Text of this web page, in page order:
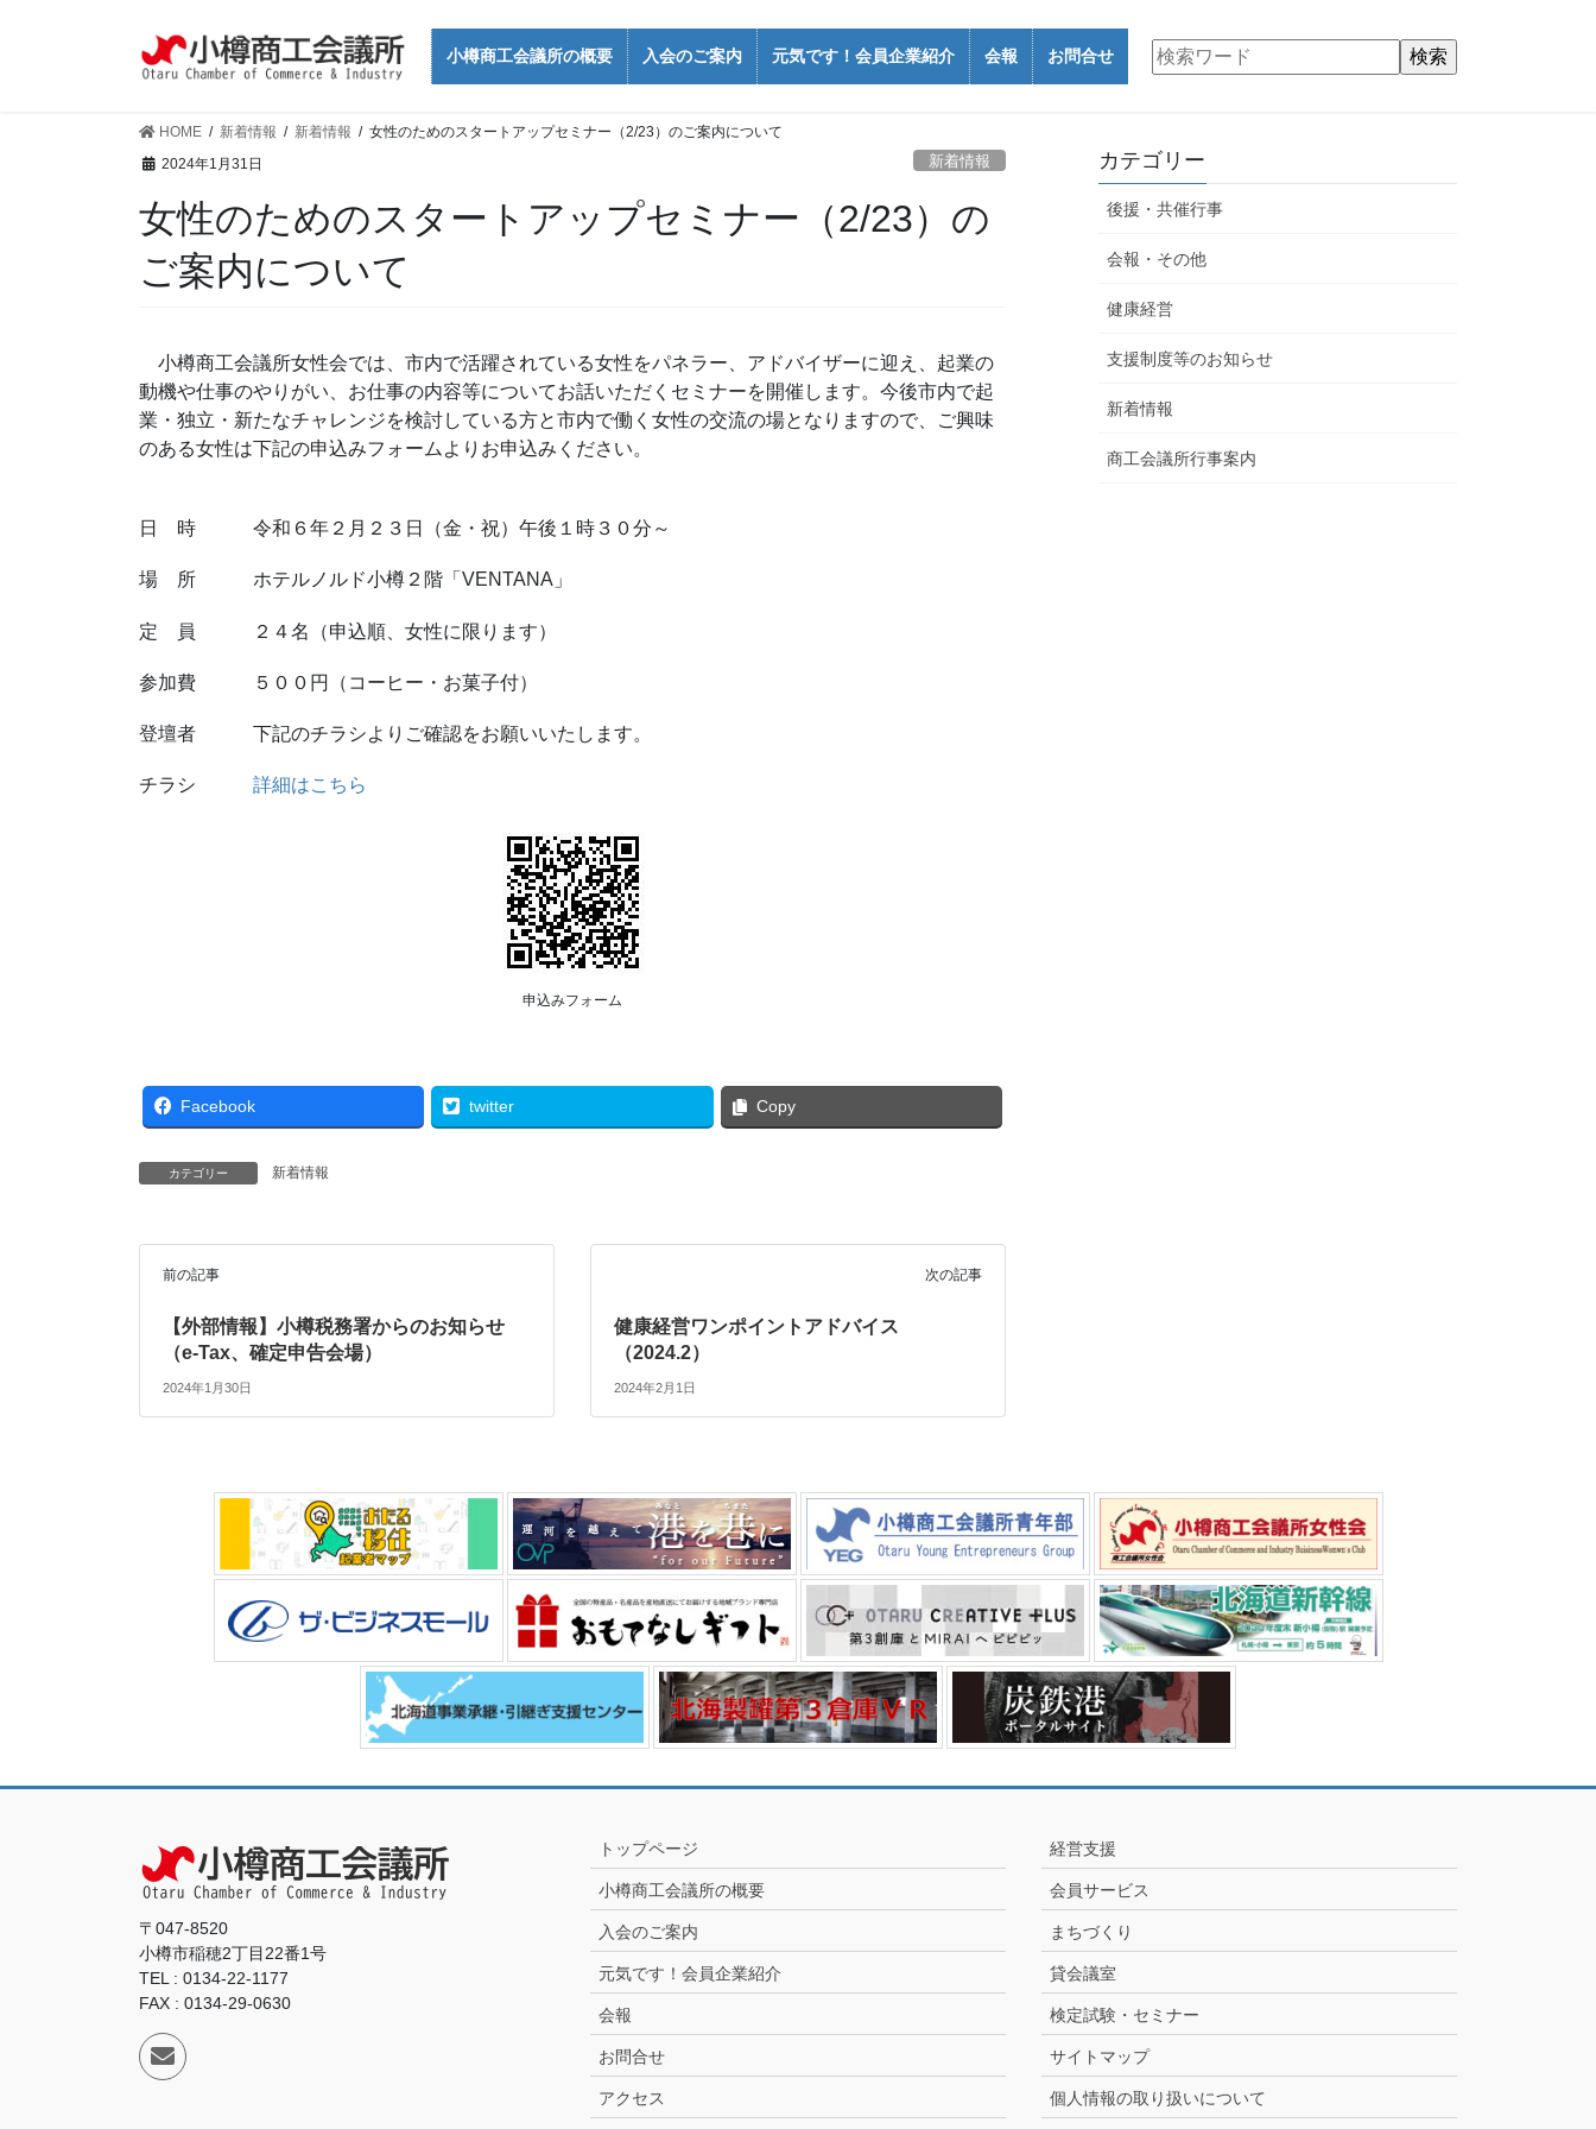
小樽商工会議所の概要 入会のご案内 元気です！会員企業紹介 会報 お問合せ
HOME 新着情報 新着情報
女性のためのスタートアップセミナー（2/23）のご案内について
2024年1月31日
新着情報
女性のためのスタートアップセミナー（2/23）の
ご案内について
小樽商工会議所女性会では、市内で活躍されている女性をパネラー、アドバイザーに迎え、起業の
動機や仕事のやりがい、お仕事の内容等についてお話いただくセミナーを開催します。今後市内で起
業・独立・新たなチャレンジを検討している方と市内で働く女性の交流の場となりますので、ご興味
のある女性は下記の申込みフォームよりお申込みください。
日 時 令和６年２月２３日（金・祝）午後１時３０分～
場 所 ホテルノルド小樽２階「VENTANA」
定 員 ２４名（申込順、女性に限ります）
参加費 ５００円（コーヒー・お菓子付）
登壇者 下記のチラシよりご確認をお願いいたします。
チラシ 詳細はこちら
申込みフォーム
Facebook twitter Copy
カテゴリー 新着情報
前の記事
【外部情報】小樽税務署からのお知らせ
（e-Tax、確定申告会場）
2024年1月30日
次の記事
健康経営ワンポイントアドバイス
（2024.2）
2024年2月1日
カテゴリー
後援・共催行事
会報・その他
健康経営
支援制度等のお知らせ
新着情報
商工会議所行事案内
〒047-8520
小樽市稲穂2丁目22番1号
TEL : 0134-22-1177
FAX : 0134-29-0630
トップページ
小樽商工会議所の概要
入会のご案内
元気です！会員企業紹介
会報
お問合せ
アクセス
経営支援
会員サービス
まちづくり
貸会議室
検定試験・セミナー
サイトマップ
個人情報の取り扱いについて